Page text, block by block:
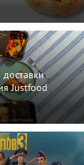
Justfood